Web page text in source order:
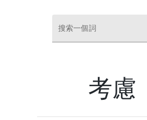
搜索一個詞
考慮